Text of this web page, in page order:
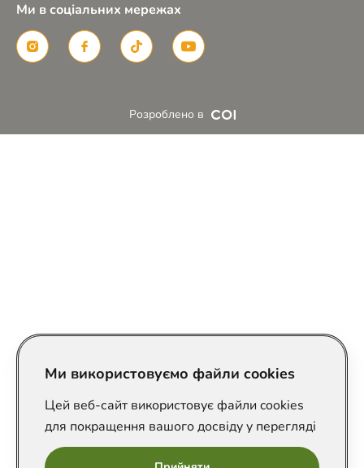
Ми в соціальних мережах
Розроблено в
Ми використовуємо файли cookies
Цей веб-сайт використовує файли cookies
для покращення вашого досвіду у перегляді